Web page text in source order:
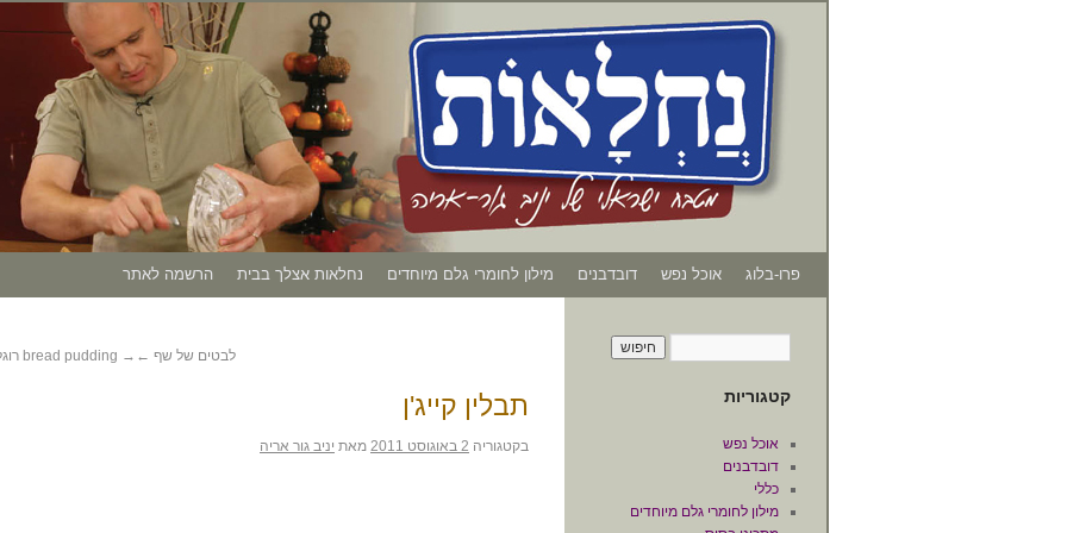
פרו-בלוג אוכל נפש דובדבנים מילון לחומרי גלם מיוחדים נחלאות אצלך בבית הרשמה לאתר
→ לבטים של שף ←
תבלין קייג'ן
בקטגוריה 2 באוגוסט 2011 מאת יניב גור אריה
קטגוריות
אוכל נפש
דובדבנים
כללי
מילון לחומרי גלם מיוחדים